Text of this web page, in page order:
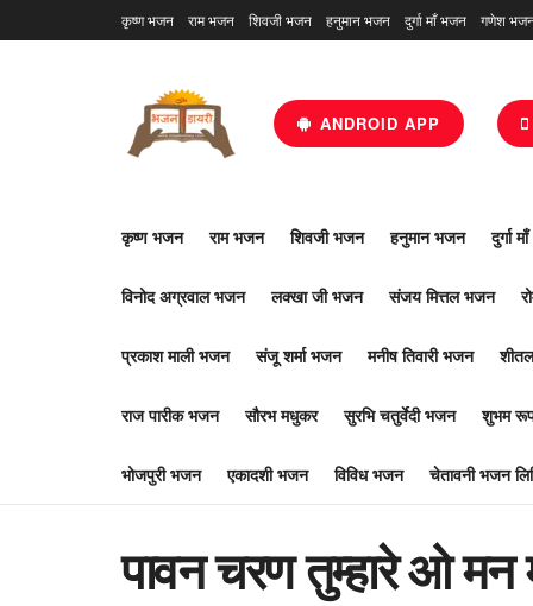
कृष्ण भजन राम भजन शिवजी भजन हनुमान भजन दुर्गा माँ भजन गणेश
ANDROID APP
कृष्ण भजन राम भजन शिवजी भजन हनुमान भजन दुर्गा
विनोद अग्रवाल भजन लक्खा जी भजन संजय मित्तल भजन
प्रकाश माली भजन संजू शर्मा भजन मनीष तिवारी भजन
राज पारीक भजन सौरभ मधुकर सुरभि चतुर्वेदी भजन शुभम
भोजपुरी भजन एकादशी भजन विविध भजन चेतावनी भजन
पावन चरण तुम्हारे ओ मन